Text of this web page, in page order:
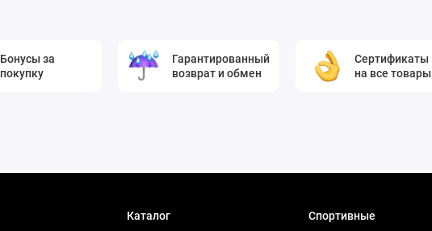
Бонусы за
покупку
Гарантированный
возврат и обмен
Сертификаты
на все товары
Каталог Спортивные